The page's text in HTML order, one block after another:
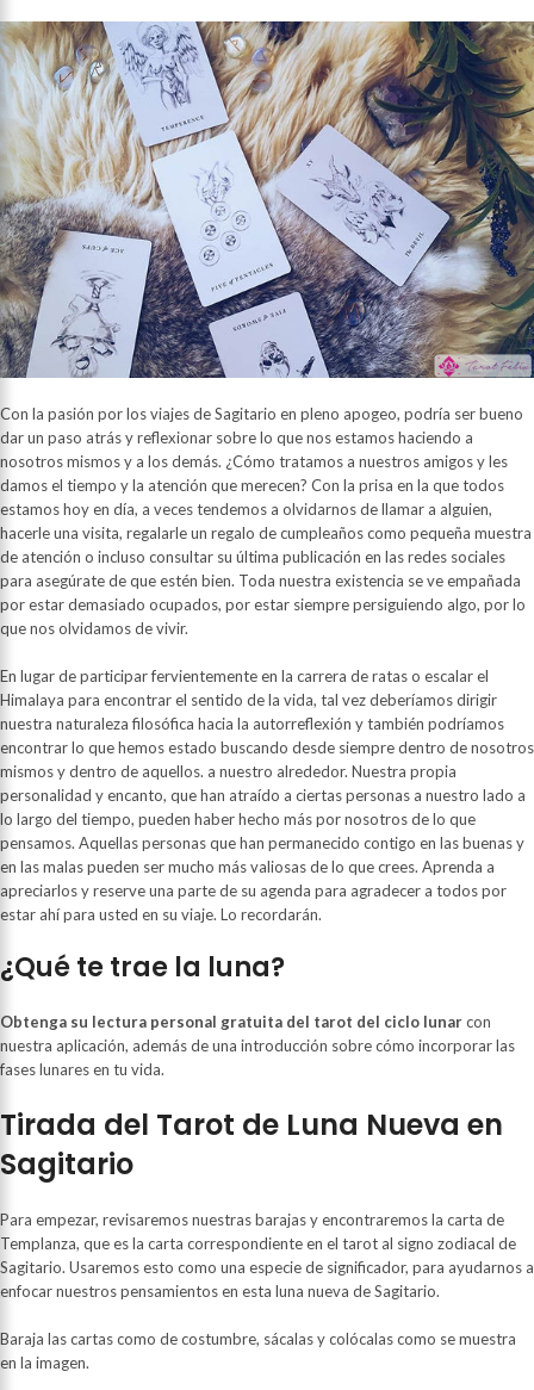
Con la pasión por los viajes de Sagitario en pleno apogeo, podría ser bueno
dar un paso atrás y reflexionar sobre lo que nos estamos haciendo a
nosotros mismos y a los demás. ¿Cómo tratamos a nuestros amigos y les
damos el tiempo y la atención que merecen? Con la prisa en la que todos
estamos hoy en día, a veces tendemos a olvidarnos de llamar a alguien,
hacerle una visita, regalarle un regalo de cumpleaños como pequeña muestra
de atención o incluso consultar su última publicación en las redes sociales
para asegúrate de que estén bien. Toda nuestra existencia se ve empañada
por estar demasiado ocupados, por estar siempre persiguiendo algo, por lo
que nos olvidamos de vivir.
En lugar de participar fervientemente en la carrera de ratas o escalar el
Himalaya para encontrar el sentido de la vida, tal vez deberíamos dirigir
nuestra naturaleza filosófica hacia la autorreflexión y también podríamos
encontrar lo que hemos estado buscando desde siempre dentro de nosotros
mismos y dentro de aquellos. a nuestro alrededor. Nuestra propia
personalidad y encanto, que han atraído a ciertas personas a nuestro lado a
lo largo del tiempo, pueden haber hecho más por nosotros de lo que
pensamos. Aquellas personas que han permanecido contigo en las buenas y
en las malas pueden ser mucho más valiosas de lo que crees. Aprenda a
apreciarlos y reserve una parte de su agenda para agradecer a todos por
estar ahí para usted en su viaje. Lo recordarán.
¿Qué te trae la luna?
Obtenga su lectura personal gratuita del tarot del ciclo lunarcon
nuestra aplicación, además de una introducción sobre cómo incorporar las
fases lunares en tu vida.
Tirada del Tarot de Luna Nueva en
Sagitario
Para empezar, revisaremos nuestras barajas y encontraremos la carta de
Templanza, que es la carta correspondiente en el tarot al signo zodiacal de
Sagitario. Usaremos esto como una especie de significador, para ayudarnos a
enfocar nuestros pensamientos en esta luna nueva de Sagitario.
Baraja las cartas como de costumbre, sácalas y colócalas como se muestra
en la imagen.